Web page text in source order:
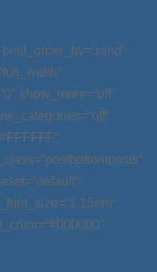
show_more=“off“